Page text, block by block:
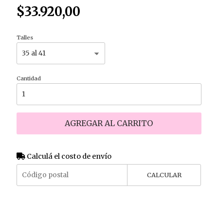
$33.920,00
Talles
Cantidad
AGREGAR AL CARRITO
Calculá el costo de envío
CALCULAR